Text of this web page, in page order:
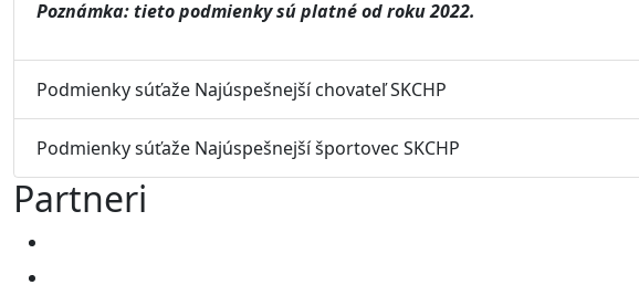
Poznámka: tieto podmienky sú platné od roku 2022.
Podmienky súťaže Najúspešnejší chovateľ SKCHP
Podmienky súťaže Najúspešnejší športovec SKCHP
Partneri